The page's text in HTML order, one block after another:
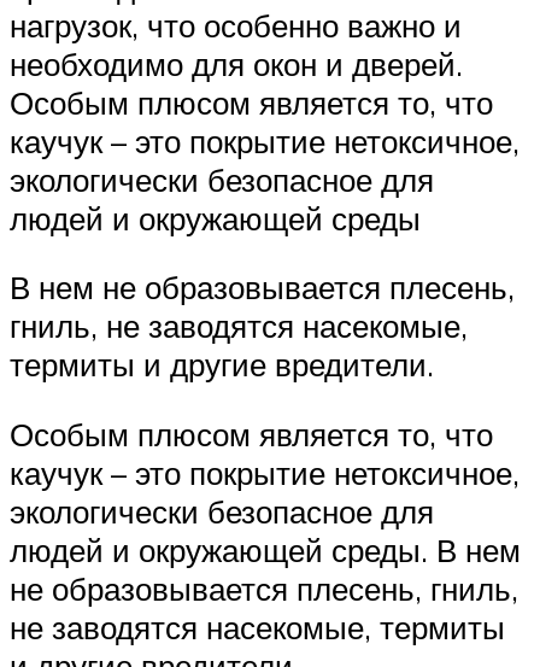
нагрузок, что особенно важно и
необходимо для окон и дверей.
Особым плюсом является то, что
каучук – это покрытие нетоксичное,
экологически безопасное для
людей и окружающей среды
В нем не образовывается плесень,
гниль, не заводятся насекомые,
термиты и другие вредители.
Особым плюсом является то, что
каучук – это покрытие нетоксичное,
экологически безопасное для
людей и окружающей среды. В нем
не образовывается плесень, гниль,
не заводятся насекомые, термиты